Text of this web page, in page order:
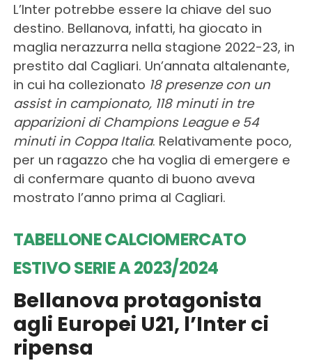
L’Inter potrebbe essere la chiave del suo
destino. Bellanova, infatti, ha giocato in
maglia nerazzurra nella stagione 2022-23, in
prestito dal Cagliari. Un’annata altalenante,
in cui ha collezionato 18 presenze con un
assist in campionato, 118 minuti in tre
apparizioni di Champions League e 54
minuti in Coppa Italia. Relativamente poco,
per un ragazzo che ha voglia di emergere e
di confermare quanto di buono aveva
mostrato l’anno prima al Cagliari.
TABELLONE CALCIOMERCATO
ESTIVO SERIE A 2023/2024
Bellanova protagonista
agli Europei U21, l’Inter ci
ripensa